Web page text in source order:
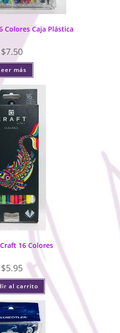
Colores Caja Plástica
$7.50
más
16 Colores
$5.95
al carrito